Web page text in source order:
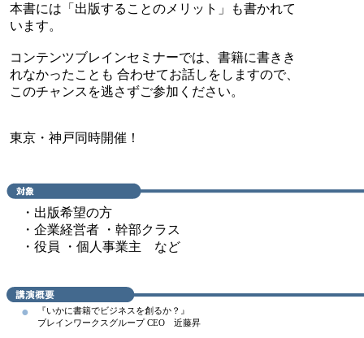
本書には「出版することのメリット」も書かれて
います。
コンテンツブレインセミナーでは、書籍に書きき
れなかったことも 合わせてお話しをしますので、
このチャンスを逃さずご参加ください。
東京・神戸同時開催！
・出版希望の方
・企業経営者 ・幹部クラス
・役員 ・個人事業主 など
●
『いかに書籍でビジネスを創るか？』
ブレインワークスグループ CEO 近藤昇